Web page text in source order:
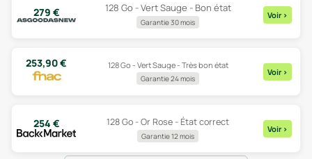
279 € 128 Go - Vert Sauge - Bon état
Garantie 30 mois
Voir >
253,90€ 128 Go - Vert Sauge - Très bon état
Garantie 24 mois
Voir >
254 € 128 Go - Or Rose - État correct
Garantie 12 mois
Voir >